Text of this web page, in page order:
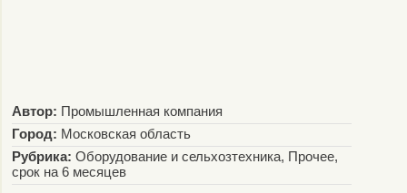
Автор: Промышленная компания
Город: Московская область
Рубрика: Оборудование и сельхозтехника, Прочее,
срок на 6 месяцев